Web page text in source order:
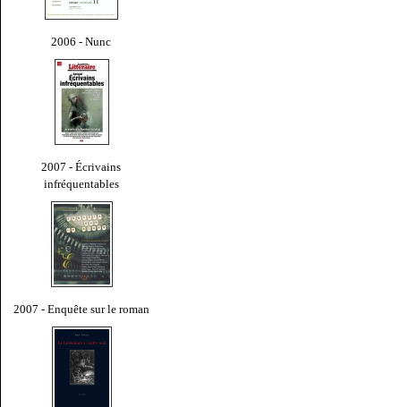
2006 - Nunc
2007 - Écrivains
infréquentables
2007 - Enquête sur le roman